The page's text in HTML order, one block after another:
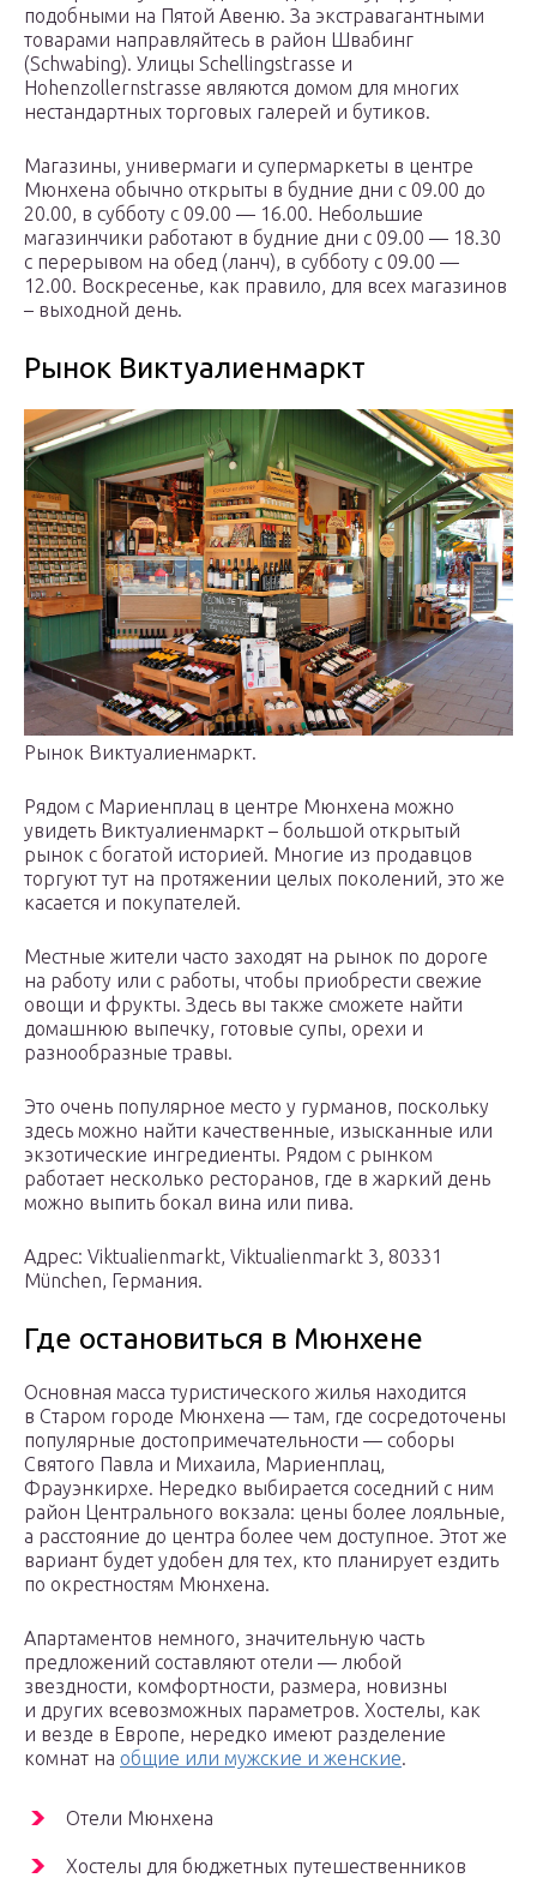
подобными на Пятой Авеню. За экстравагантными
товарами направляйтесь в район Швабинг
(Schwabing). Улицы Schellingstrasse и
Hohenzollernstrasse являются домом для многих
нестандартных торговых галерей и бутиков.
Магазины, универмаги и супермаркеты в центре
Мюнхена обычно открыты в будние дни с 09.00 до
20.00, в субботу с 09.00 — 16.00. Небольшие
магазинчики работают в будние дни с 09.00 — 18.30
с перерывом на обед (ланч), в субботу с 09.00 —
12.00. Воскресенье, как правило, для всех магазинов
– выходной день.
Рынок Виктуалиенмаркт
Рынок Виктуалиенмаркт.
Рядом с Мариенплац в центре Мюнхена можно
увидеть Виктуалиенмаркт – большой открытый
рынок с богатой историей. Многие из продавцов
торгуют тут на протяжении целых поколений, это же
касается и покупателей.
Местные жители часто заходят на рынок по дороге
на работу или с работы, чтобы приобрести свежие
овощи и фрукты. Здесь вы также сможете найти
домашнюю выпечку, готовые супы, орехи и
разнообразные травы.
Это очень популярное место у гурманов, поскольку
здесь можно найти качественные, изысканные или
экзотические ингредиенты. Рядом с рынком
работает несколько ресторанов, где в жаркий день
можно выпить бокал вина или пива.
Адрес: Viktualienmarkt, Viktualienmarkt 3, 80331
München, Германия.
Где остановиться в Мюнхене
Основная масса туристического жилья находится
в Старом городе Мюнхена — там, где сосредоточены
популярные достопримечательности — соборы
Святого Павла и Михаила, Мариенплац,
Фрауэнкирхе. Нередко выбирается соседний с ним
район Центрального вокзала: цены более лояльные,
а расстояние до центра более чем доступное. Этот же
вариант будет удобен для тех, кто планирует ездить
по окрестностям Мюнхена.
Апартаментов немного, значительную часть
предложений составляют отели — любой
звездности, комфортности, размера, новизны
и других всевозможных параметров. Хостелы, как
и везде в Европе, нередко имеют разделение
комнат на общие или мужские и женские.
Отели Мюнхена
Хостелы для бюджетных путешественников